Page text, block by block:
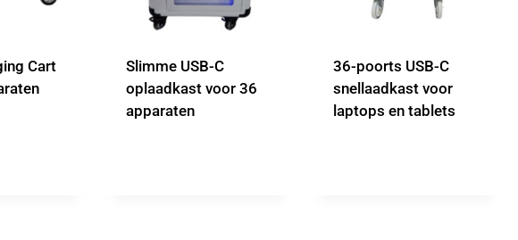
Cart
Slimme USB-C
oplaadkast voor 36
apparaten
36-poorts USB-C
snellaadkast voor
laptops en tablets